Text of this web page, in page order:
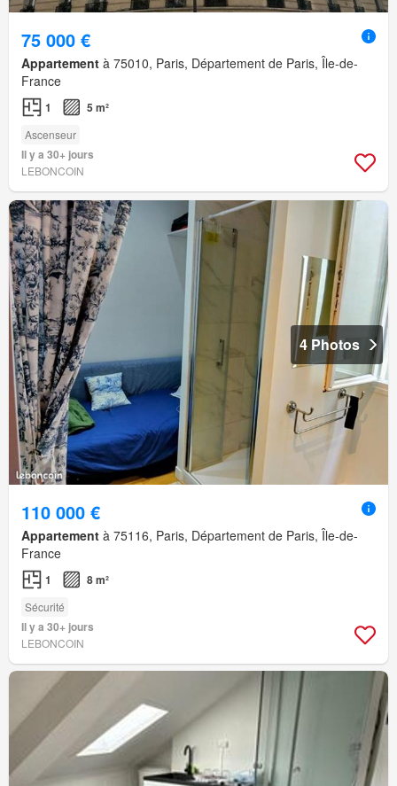
75 000 €
Appartement à 75010, Paris, Département de Paris, Île-de-
France
1 5 m²
Ascenseur
Il y a 30+ jours
LEBONCOIN
4 Photos
110 000 €
Appartement à 75116, Paris, Département de Paris, Île-de-
France
1 8 m²
Sécurité
Il y a 30+ jours
LEBONCOIN